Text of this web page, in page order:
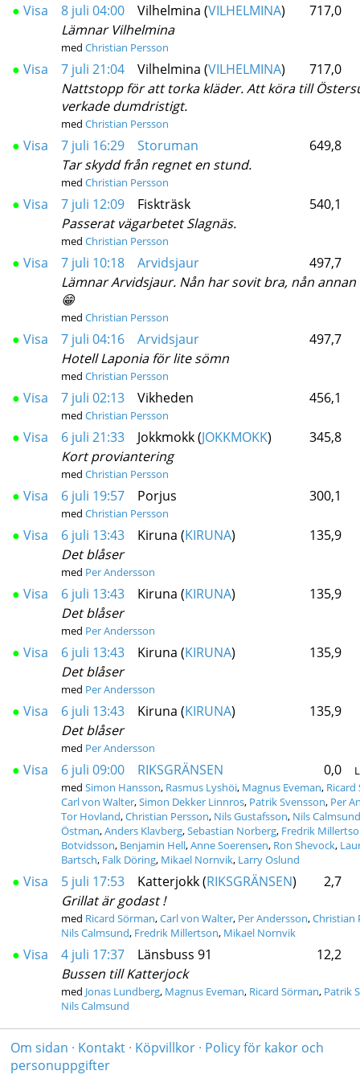
● Visa 8 juli 04:00 Vilhelmina (VILHELMINA)
717,0
Lämnar Vilhelmina
med Christian Persson
● Visa 7 juli 21:04 Vilhelmina (VILHELMINA)
717,0
Nattstopp för att torka kläder. Att köra till
verkade dumdristigt.
med Christian Persson
● Visa 7 juli 16:29 Storuman
649,8
Tar skydd från regnet en stund.
med Christian Persson
● Visa 7 juli 12:09 Fiskträsk
540,1
Passerat vägarbetet Slagnäs.
med Christian Persson
● Visa 7 juli 10:18 Arvidsjaur
497,7
Lämnar Arvidsjaur. Nån har sovit bra, nån annan
😁
med Christian Persson
● Visa 7 juli 04:16 Arvidsjaur
497,7
Hotell Laponia för lite sömn
med Christian Persson
● Visa 7 juli 02:13 Vikheden 456,1
med Christian Persson
● Visa 6 juli 21:33 Jokkmokk (JOKKMOKK)
345,8
Kort proviantering
med Christian Persson
● Visa 6 juli 19:57 Porjus 300,1
med Christian Persson
● Visa 6 juli 13:43 Kiruna (KIRUNA)
135,9
Det blåser
med Per Andersson
● Visa 6 juli 13:43 Kiruna (KIRUNA)
135,9
Det blåser
med Per Andersson
● Visa 6 juli 13:43 Kiruna (KIRUNA)
135,9
Det blåser
med Per Andersson
● Visa 6 juli 13:43 Kiruna (KIRUNA)
135,9
Det blåser
med Per Andersson
● Visa 6 juli 09:00 RIKSGRÄNSEN 0,0
med Simon Hansson, Rasmus Lyshöi, Magnus Eveman, Ricard
Carl von Walter,Simon Dekker Linnros, Patrik Svensson, Per
Tor Hovland,Christian Persson, Nils Gustafsson, Nils Calmsund
Östman,Anders Klavberg,Sebastian Norberg, Fredrik
Botvidsson, Benjamin Hell,Anne Soerensen, Ron Shevock,
Bartsch, Falk Döring, Mikael Nornvik, Larry Oslund
● Visa 5 juli 17:53 Katterjokk (RIKSGRÄNSEN)
2,7
Grillat är godast !
med Ricard Sörman,Carl von Walter, Per Andersson,Christian
Nils Calmsund, Fredrik Millertson, Mikael Nornvik
● Visa 4 juli 17:37 Länsbuss 91
12,2
Bussen till Katterjock
med Jonas Lundberg, Magnus Eveman, Ricard Sörman, Patrik
Nils Calmsund
Om sidan · Kontakt· Köpvillkor· Policy för kakor och
personuppgifter